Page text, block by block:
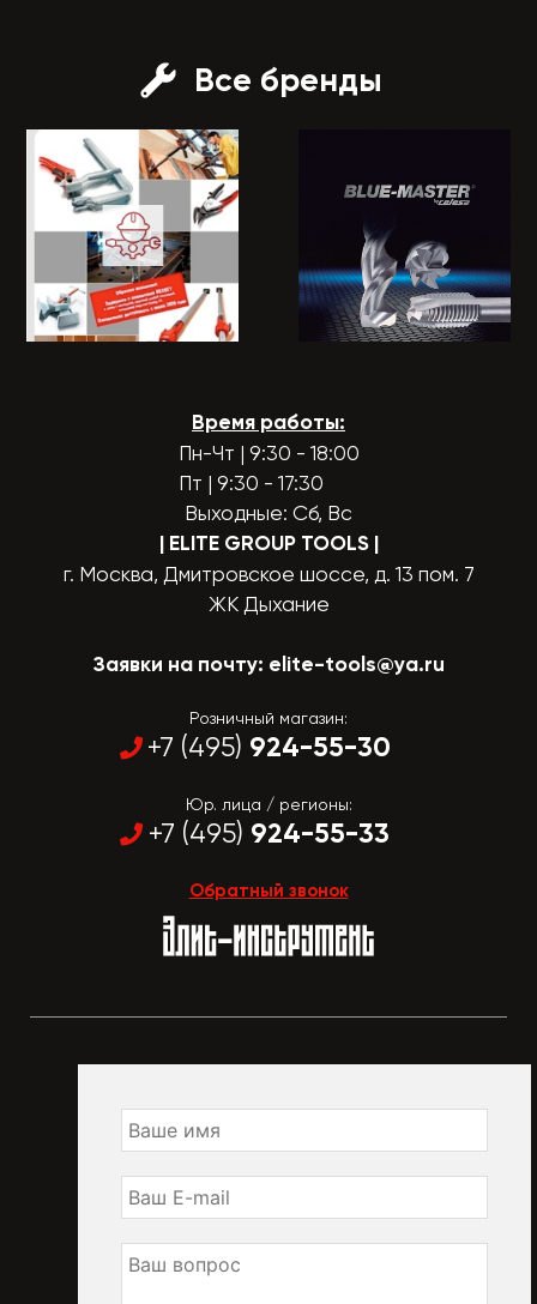
Все бренды
Время работы:
Пн-Чт | 9:30 - 18:00
Пт | 9:30 - 17:30
Выходные: Сб, Вс
| ELITE GROUP TOOLS |
г. Москва, Дмитровское шоссе, д. 13 пом. 7
ЖК Дыхание
Заявки на почту: elite-tools@ya.ru
Розничный магазин:
+7 (495) 924-55-30
Юр. лица / регионы:
+7 (495) 924-55-33
Обратный звонок